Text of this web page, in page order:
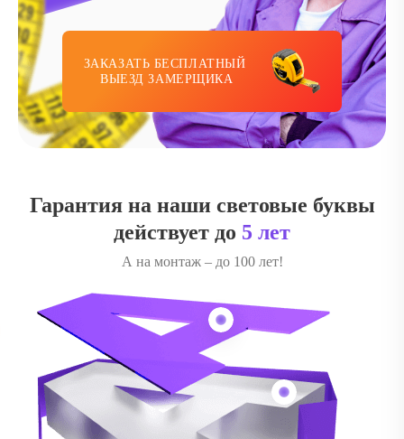
ЗАКАЗАТЬ БЕСПЛАТНЫЙ
ВЫЕЗД ЗАМЕРЩИКА
Гарантия на наши световые буквы
действует до 5 лет
А на монтаж – до 100 лет!